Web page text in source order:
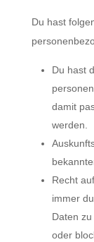
Du hast
Du hast
damit
werden.
Recht
immer
Daten
oder